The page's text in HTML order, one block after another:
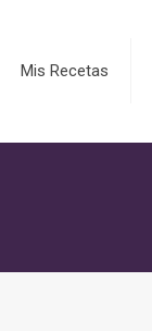
Mis Recetas